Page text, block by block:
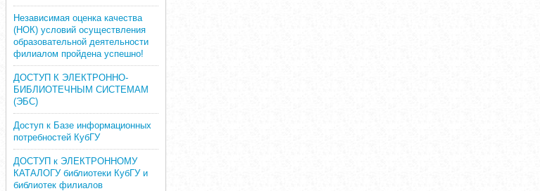
Независимая оценка качества
(НОК) условий осуществления
образовательной деятельности
филиалом пройдена успешно!
ДОСТУП К ЭЛЕКТРОННО-
БИБЛИОТЕЧНЫМ СИСТЕМАМ
(ЭБС)
Доступ к Базе информационных
потребностей КубГУ
ДОСТУП к ЭЛЕКТРОННОМУ
КАТАЛОГУ библиотеки КубГУ и
библиотек филиалов